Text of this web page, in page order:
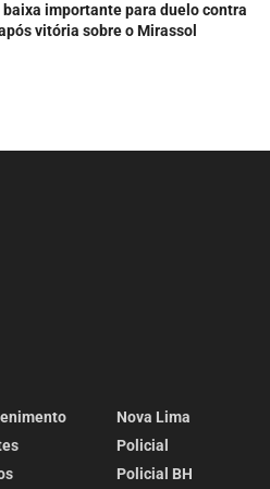
importante para duelo contra
vitória sobre o Mirassol
Nova Lima
Policial
Policial BH